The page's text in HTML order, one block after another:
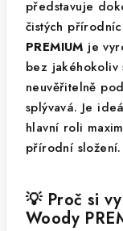
představuje
čistých
PREMIUM je
bez jakéhokoliv
neuvěřitelně
splývavá. Je
hlavní roli
přírodní složení.
💡 Proč si
Woody